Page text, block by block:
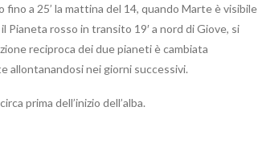
fino a 25’ la mattina del 14, quando Marte è visibile
rosso in transito 19′ a nord di Giove, si
reciproca dei due pianeti è cambiata
allontanandosi nei giorni successivi.
prima dell’inizio dell’alba.